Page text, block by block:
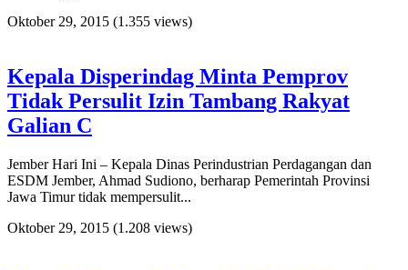
Oktober 29, 2015 (1.355 views)
Kepala Disperindag Minta Pemprov
Tidak Persulit Izin Tambang Rakyat
Galian C
Jember Hari Ini – Kepala Dinas Perindustrian Perdagangan dan
ESDM Jember, Ahmad Sudiono, berharap Pemerintah Provinsi
Jawa Timur tidak mempersulit...
Oktober 29, 2015 (1.208 views)